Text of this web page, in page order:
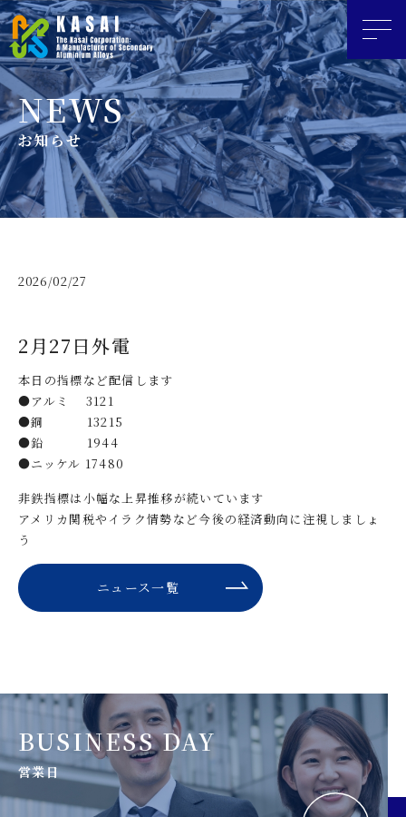
お知らせ
2026/02/27
2月27日外電
本日の指標など配信します
●アルミ 3121
●銅 13215
●鉛 1944
●ニッケル 17480
非鉄指標は小幅な上昇推移が続いています
アメリカ関税やイラク情勢など今後の経済動向に注視しましょ
う
ニュース一覧
BUSINESS DAY
営業日